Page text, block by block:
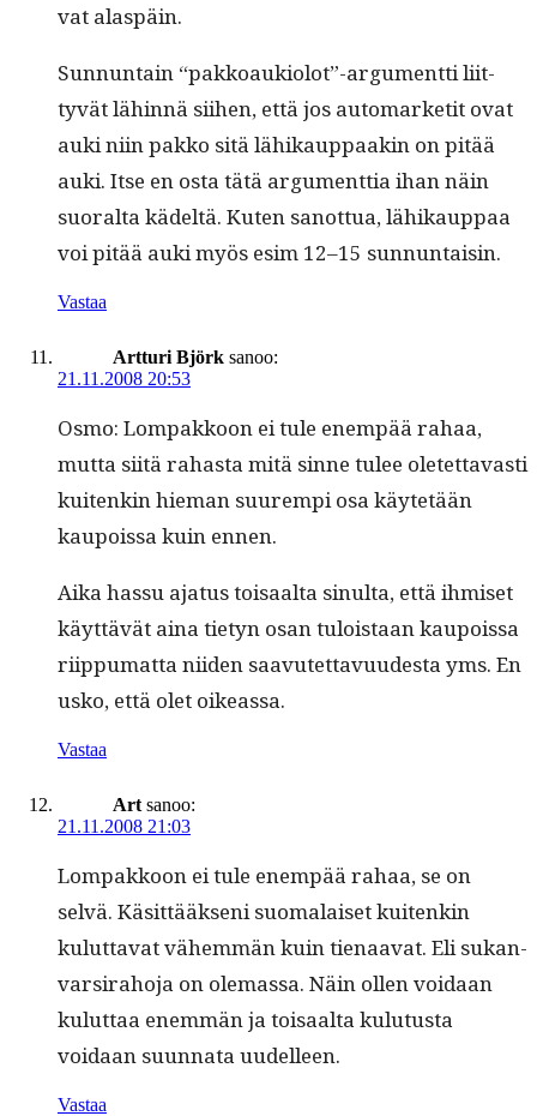
vat alaspäin.
Sun­nun­tain “pakkoaukiolot”-argumentti liit­
tyvät lähin­nä siihen, että jos automar­ketit ovat
auki niin pakko sitä lähikaup­paakin on pitää
auki. Itse en osta tätä argu­ment­tia ihan näin
suo­ral­ta kädeltä. Kuten san­ot­tua, lähikaup­paa
voi pitää auki myös esim 12–15 sunnuntaisin.
Vastaa
Artturi Björk sanoo:
21.11.2008 20:53
Osmo: Lom­pakkoon ei tule enem­pää rahaa,
mut­ta siitä rahas­ta mitä sinne tulee oletet­tavasti
kuitenkin hie­man suurem­pi osa käytetään
kaupois­sa kuin ennen.
Aika has­su aja­tus toisaal­ta sin­ul­ta, että ihmiset
käyt­tävät aina tietyn osan tulois­taan kaupois­sa
riip­pumat­ta niiden saavutet­tavu­ud­es­ta yms. En
usko, että olet oikeassa.
Vastaa
Art sanoo:
21.11.2008 21:03
Lom­pakkoon ei tule enem­pää rahaa, se on
selvä. Käsit­tääk­seni suo­ma­laiset kuitenkin
kulut­ta­vat vähem­män kuin tien­aa­vat. Eli sukan­
var­sir­a­ho­ja on ole­mas­sa. Näin ollen voidaan
kulut­taa enem­män ja toisaal­ta kulu­tus­ta
voidaan suun­na­ta uudelleen.
Vastaa